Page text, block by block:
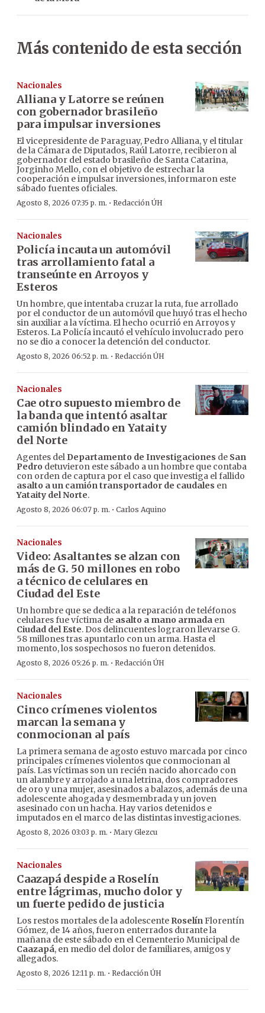
Más contenido de esta sección
Nacionales
Alliana y Latorre se reúnen
con gobernador brasileño
para impulsar inversiones
El vicepresidente de Paraguay, Pedro Alliana, y el titular
de la Cámara de Diputados, Raúl Latorre, recibieron al
gobernador del estado brasileño de Santa Catarina,
Jorginho Mello, con el objetivo de estrechar la
cooperación e impulsar inversiones, informaron este
sábado fuentes oficiales.
Agosto 8, 2026 07:35 p. m. · Redacción ÚH
Nacionales
Policía incauta un automóvil
tras arrollamiento fatal a
transeúnte en Arroyos y
Esteros
Un hombre, que intentaba cruzar la ruta, fue arrollado
por el conductor de un automóvil que huyó tras el hecho
sin auxiliar a la víctima. El hecho ocurrió en Arroyos y
Esteros. La Policía incautó el vehículo involucrado pero
no se dio a conocer la detención del conductor.
Agosto 8, 2026 06:52 p. m. · Redacción ÚH
Nacionales
Cae otro supuesto miembro de
la banda que intentó asaltar
camión blindado en Yataity
del Norte
Agentes del Departamento de Investigaciones de San
Pedro detuvieron este sábado a un hombre que contaba
con orden de captura por el caso que investiga el fallido
asalto a un camión transportador de caudales en
Yataity del Norte.
Agosto 8, 2026 06:07 p. m. · Carlos Aquino
Nacionales
Video: Asaltantes se alzan con
más de G. 50 millones en robo
a técnico de celulares en
Ciudad del Este
Un hombre que se dedica a la reparación de teléfonos
celulares fue víctima de asalto a mano armada en
Ciudad del Este. Dos delincuentes lograron llevarse G.
58 millones tras apuntarlo con un arma. Hasta el
momento, los sospechosos no fueron detenidos.
Agosto 8, 2026 05:26 p. m. · Redacción ÚH
Nacionales
Cinco crímenes violentos
marcan la semana y
conmocionan al país
La primera semana de agosto estuvo marcada por cinco
principales crímenes violentos que conmocionan al
país. Las víctimas son un recién nacido ahorcado con
un alambre y arrojado a una letrina, dos compradores
de oro y una mujer, asesinados a balazos, además de una
adolescente ahogada y desmembrada y un joven
asesinado con un hacha. Hay varios detenidos e
imputados en el marco de las distintas investigaciones.
Agosto 8, 2026 03:03 p. m. · Mary Glezcu
Nacionales
Caazapá despide a Roselín
entre lágrimas, mucho dolor y
un fuerte pedido de justicia
Los restos mortales de la adolescente RoselínFlorentín
Gómez, de 14 años, fueron enterrados durante la
mañana de este sábado en el Cementerio Municipal de
Caazapá, en medio del dolor de familiares, amigos y
allegados.
Agosto 8, 2026 12:11 p. m. · Redacción ÚH